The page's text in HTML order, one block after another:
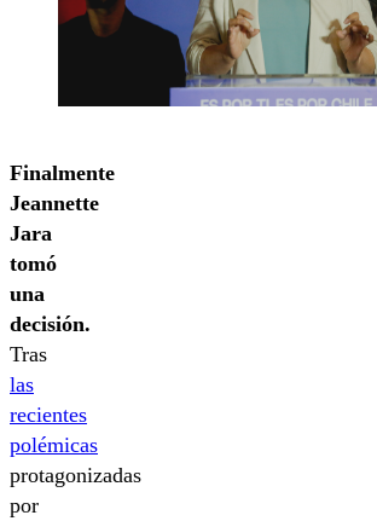
Finalmente
Jeannette
Jara
tomó
una
decisión.
Tras
las
recientes
polémicas
protagonizadas
por